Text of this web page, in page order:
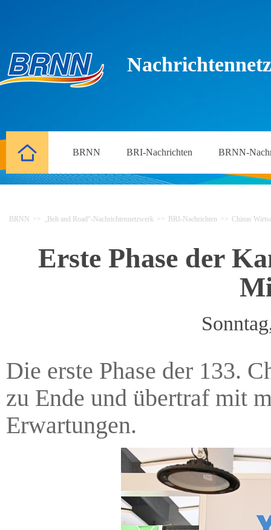
BRNN BRI-Nachrichten BRNN-
BRNN >> „Belt and Road“-Nachrichtennetzwerk >> BRI-Nachrichten >> Chinas
Erste Phase der
Die erste Phase der 133.
zu Ende und übertraf mit
Erwartungen.